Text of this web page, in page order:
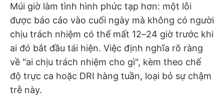
Múi giờ làm tình hình phức tạp hơn: một lỗi
được báo cáo vào cuối ngày mà không có người
chịu trách nhiệm có thể mất 12–24 giờ trước khi
ai đó bắt đầu tái hiện. Việc định nghĩa rõ ràng
về "ai chịu trách nhiệm cho gì", kèm theo chế
độ trực ca hoặc DRI hàng tuần, loại bỏ sự chậm
trễ này.